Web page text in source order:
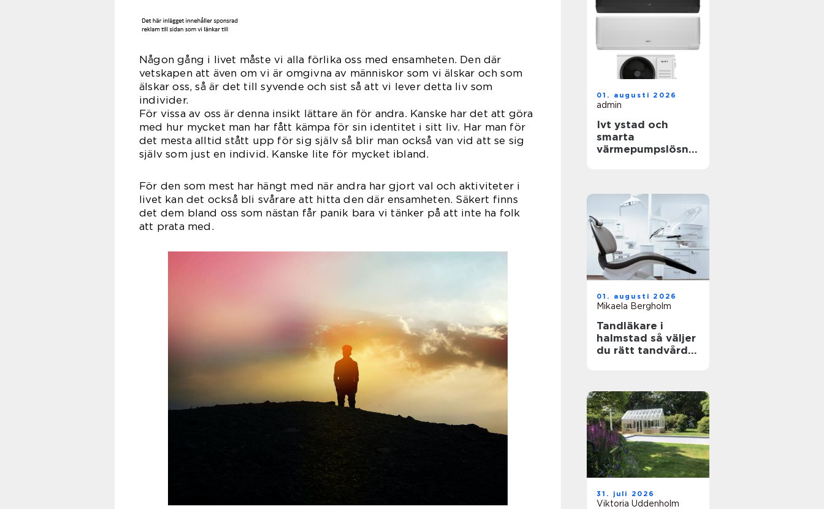
Någon gång i livet måste vi alla förlika oss med ensamheten. Den där
vetskapen att även om vi är omgivna av människor som vi älskar och som
älskar oss, så är det till syvende och sist så att vi lever detta liv som
individer.
För vissa av oss är denna insikt lättare än för andra. Kanske har det att göra
med hur mycket man har fått kämpa för sin identitet i sitt liv. Har man för
det mesta alltid stått upp för sig själv så blir man också van vid att se sig
själv som just en individ. Kanske lite för mycket ibland.
För den som mest har hängt med när andra har gjort val och aktiviteter i
livet kan det också bli svårare att hitta den där ensamheten. Säkert finns
det dem bland oss som nästan får panik bara vi tänker på att inte ha folk
att prata med.
01. augusti 2026
admin
Ivt ystad och
smarta
värmepumpslösnin
01. augusti 2026
Mikaela Bergholm
Tandläkare i
halmstad så väljer
du rätt tandvård
31. juli 2026
Viktoria Uddenholm